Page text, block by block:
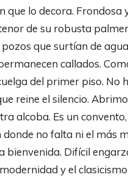
que lo decora. Frondosa
de su robusta
que surtían de
callados.
del primer piso. No
reine el silencio.
alcoba. Es un
no falta ni el más
bienvenida. Difícil
y el